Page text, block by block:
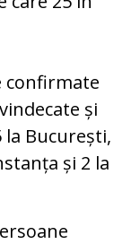
confirmate
și
la București,
și 2 la